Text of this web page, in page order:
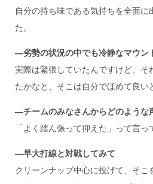
自分の持ち味である気持ちを全面に
た。
―劣勢の状況の中でも冷静なマウン
実際は緊張していたんですけど、そ
たかなと、そこは自分でほめて良い
―チームのみなさんからどのような
「よく踏ん張って抑えた」って言っ
―早大打線と対戦してみて
クリーンナップ中心に投げて、そこ